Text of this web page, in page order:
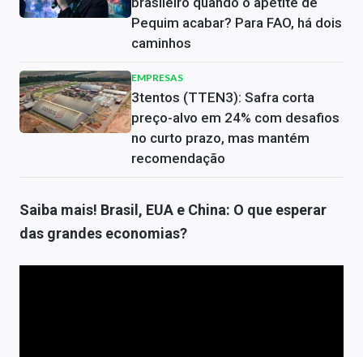
Pequim acabar? Para FAO, há dois
caminhos
EMPRESAS
3tentos (TTEN3): Safra corta
preço-alvo em 24% com desafios
no curto prazo, mas mantém
recomendação
Saiba mais! Brasil, EUA e China: O que esperar
das grandes economias?